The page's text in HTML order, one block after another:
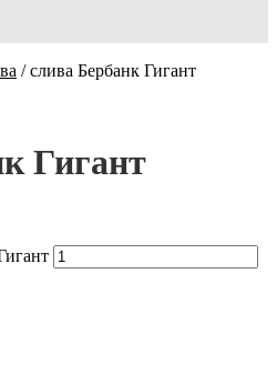
/слива Бербанк Гигант
Гигант